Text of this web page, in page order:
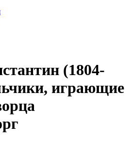
(1804-
играющие